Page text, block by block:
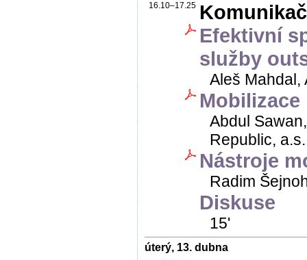
16.10–17.25
Efektivní
služby
Aleš Mahdal,
Abdul
Republic,
Nástroje
Radim
Diskuse
15'
úterý, 13. dubna